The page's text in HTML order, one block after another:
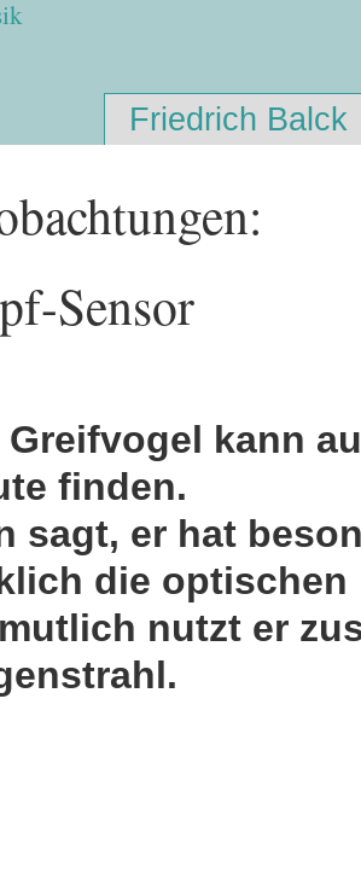
Friedrich Balck
Sensor
Greifvogel kann
finden.
sagt, er hat
die optischen
nutzt er